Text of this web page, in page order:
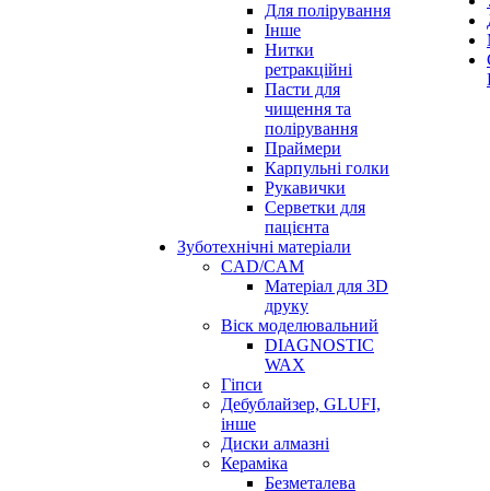
Для полірування
Інше
Нитки
ретракційні
Пасти для
чищення та
полірування
Праймери
Карпульні голки
Рукавички
Серветки для
пацієнта
Зуботехнічні матеріали
CAD/CAM
Матеріал для 3D
друку
Віск моделювальний
DIAGNOSTIC
WAX
Гіпси
Дебублайзер, GLUFI,
інше
Диски алмазні
Кераміка
Безметалева